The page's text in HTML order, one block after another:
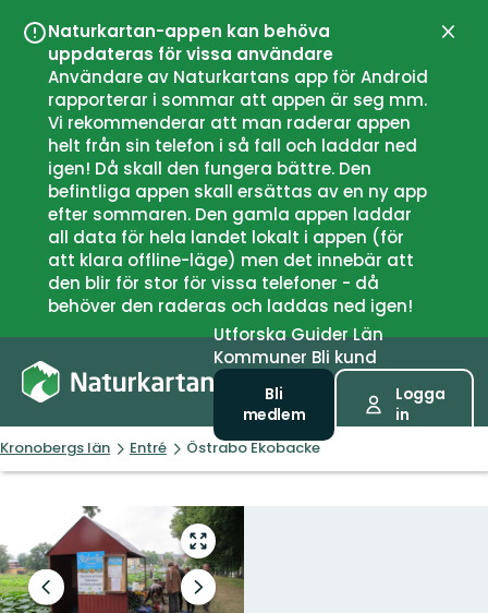
Naturkartan-appen kan behöva
uppdateras för vissa användare
Användare av Naturkartans app för Android
rapporterar i sommar att appen är seg mm.
Vi rekommenderar att man raderar appen
helt från sin telefon i så fall och laddar ned
igen! Då skall den fungera bättre. Den
befintliga appen skall ersättas av en ny app
efter sommaren. Den gamla appen laddar
all data för hela landet lokalt i appen (för
att klara offline-läge) men det innebär att
den blir för stor för vissa telefoner - då
behöver den raderas och laddas ned igen!
UtforskaGuiderLän
Kommuner Bli kund
Bli
medlem
Logga
in
Kronobergs län Entré Östrabo Ekobacke
Gå
till
helskärmsläge
Föregående
Nästa